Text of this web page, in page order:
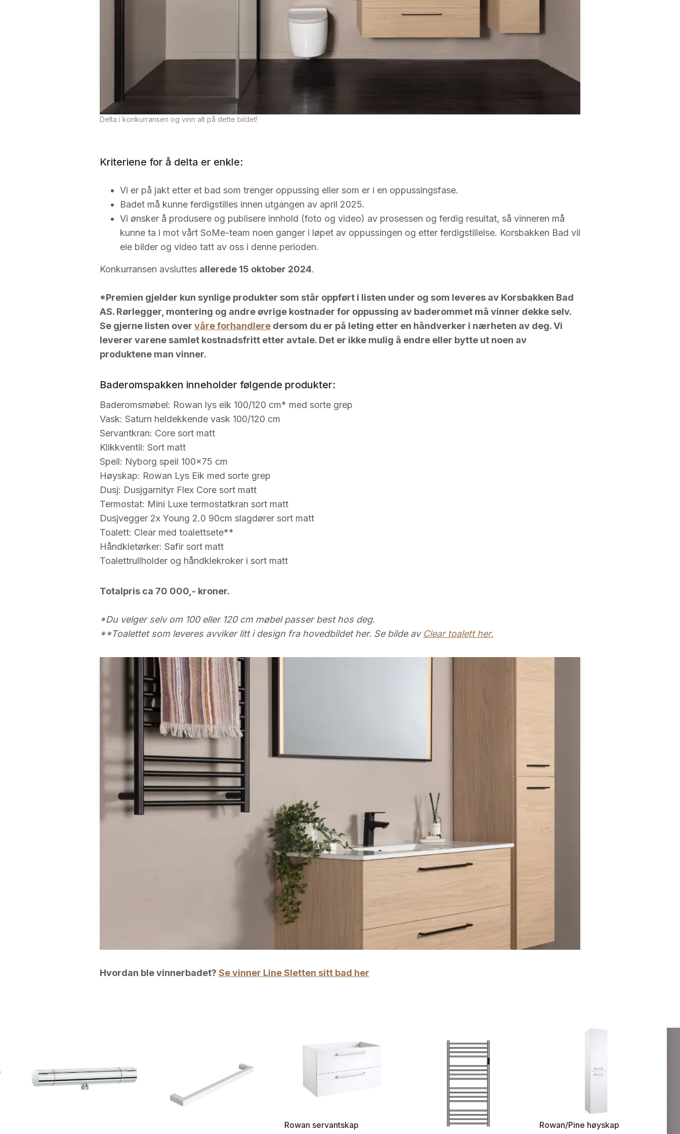
Delta i konkurransen og vinn alt på dette bildet!
Kriteriene for å delta er enkle:
Vi er på jakt etter et bad som trenger oppussing eller som er i en oppussingsfase.
Badet må kunne ferdigstilles innen utgangen av april 2025.
Vi ønsker å produsere og publisere innhold (foto og video) av prosessen og ferdig resultat, så vinneren må
kunne ta i mot vårt SoMe-team noen ganger i løpet av oppussingen og etter ferdigstillelse. Korsbakken Bad vil
eie bilder og video tatt av oss i denne perioden.
Konkurransen avsluttes allerede 15 oktober 2024.
*Premien gjelder kun synlige produkter som står oppført i listen under og som leveres av Korsbakken Bad
AS. Rørlegger, montering og andre øvrige kostnader for oppussing av baderommet må vinner dekke selv.
Se gjerne listen over våre forhandlere dersom du er på leting etter en håndverker i nærheten av deg. Vi
leverer varene samlet kostnadsfritt etter avtale. Det er ikke mulig å endre eller bytte ut noen av
produktene man vinner.
Baderomspakken inneholder følgende produkter:
Baderomsmøbel: Rowan lys eik 100/120 cm* med sorte grep
Vask: Saturn heldekkende vask 100/120 cm
Servantkran: Core sort matt
Klikkventil: Sort matt
Speil: Nyborg speil 100x75 cm
Høyskap: Rowan Lys Eik med sorte grep
Dusj: Dusjgarnityr Flex Core sort matt
Termostat: Mini Luxe termostatkran sort matt
Dusjvegger 2x Young 2.0 90cm slagdører sort matt
Toalett: Clear med toalettsete**
Håndkletørker: Safir sort matt
Toalettrullholder og håndklekroker i sort matt
Totalpris ca 70 000,- kroner.
*Du velger selv om 100 eller 120 cm møbel passer best hos deg.
**Toalettet som leveres avviker litt i design fra hovedbildet her. Se bilde av Clear toalett her.
Hvordan ble vinnerbadet? Se vinner Line Sletten sitt bad her
Rowan servantskap Rowan/Pine høyskap